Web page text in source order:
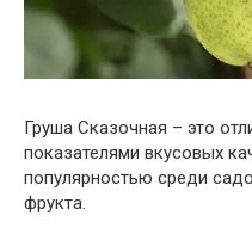
Груша Сказочная – это
показателями вкусовых
популярностью среди
фрукта.